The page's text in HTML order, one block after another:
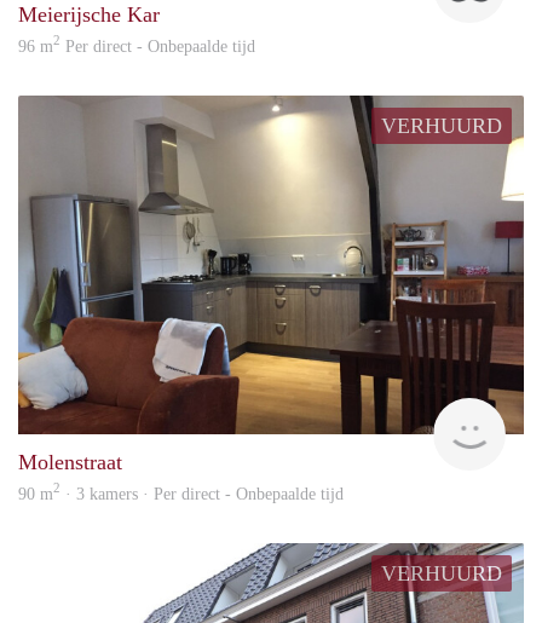
Meierijsche Kar
96 m2 Per direct - Onbepaalde tijd
VERHUURD
Molenstraat
90 m2 · 3 kamers · Per direct - Onbepaalde tijd
VERHUURD